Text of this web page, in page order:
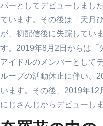
バーとしてデビューしまし
ています。その後は「天月
が、初配信後に失踪してい
す。2019年8月2日からは「
アイドルのメンバーとして
ループの活動休止に伴い、
います。その後、2019年12
にじさんじからデビューしま